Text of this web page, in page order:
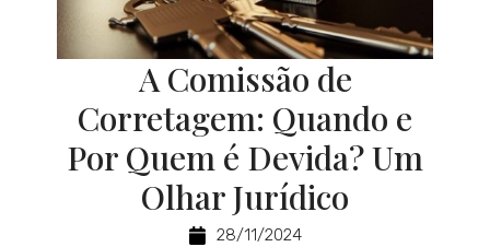
A Comissão de
Corretagem: Quando e
Por Quem é Devida? Um
Olhar Jurídico
28/11/2024